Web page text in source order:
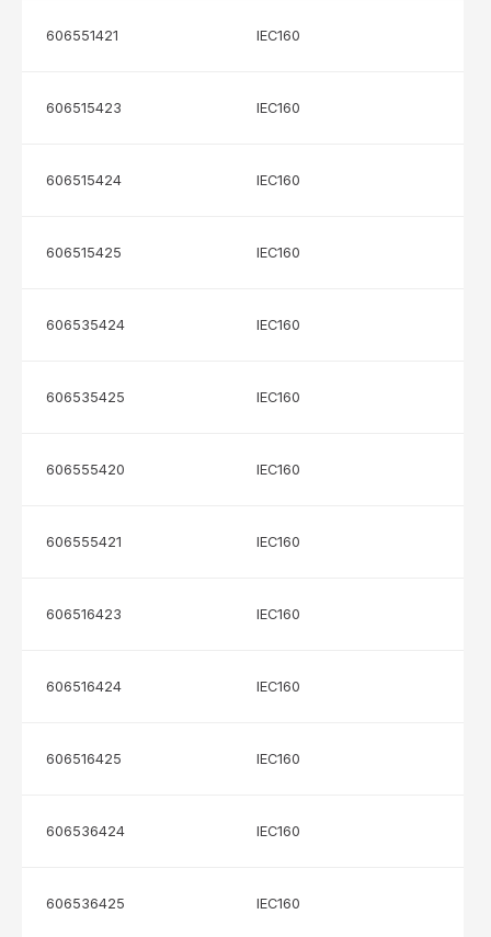
606551421 IEC160
606515423 IEC160
606515424 IEC160
606515425 IEC160
606535424 IEC160
606535425 IEC160
606555420 IEC160
606555421 IEC160
606516423 IEC160
606516424 IEC160
606516425 IEC160
606536424 IEC160
606536425 IEC160